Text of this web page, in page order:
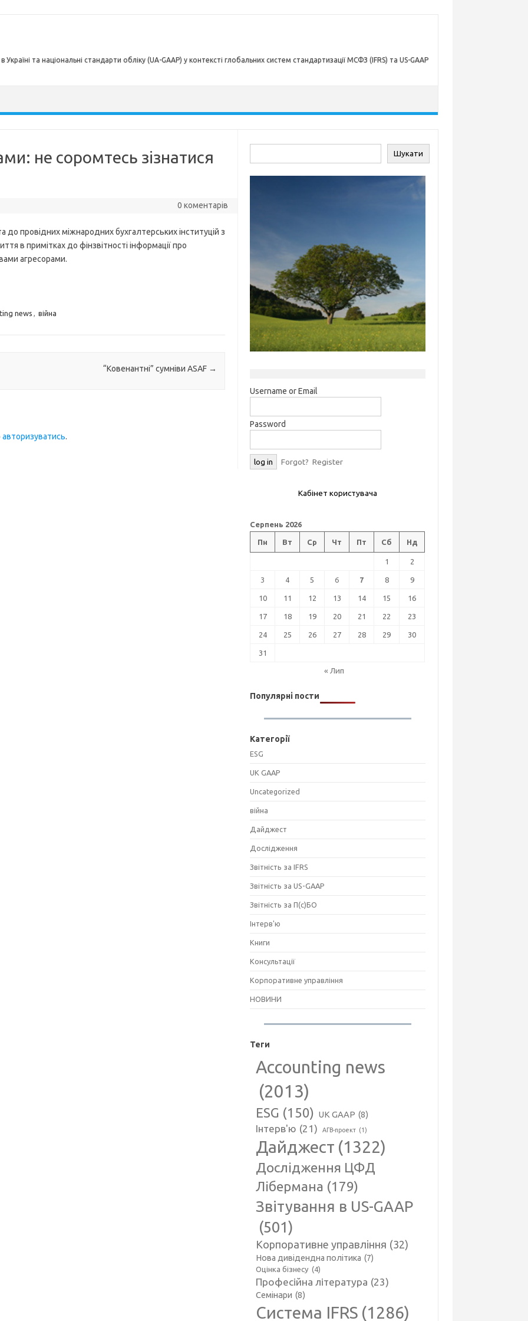
та національні стандарти обліку (UA-GAAP) у контексті глобальних систем стандартизації МСФЗ (IFRS) та US-GAAP
не соромтесь зізнатися
0 коментарів
провідних міжнародних бухгалтерських інституцій з
в примітках до фінзвітності інформації про
агресорами.
news , війна
“Ковенантні” сумніви ASAF →
авторизуватись.
Шукати
Username or Email
Password
Forgot? Register
Кабінет користувача
Серпень 2026
Пн Вт Ср Чт Пт Сб Нд
1 2
3 4 5 6 7 8 9
10 11 12 13 14 15 16
17 18 19 20 21 22 23
24 25 26 27 28 29 30
31
« Лип
Популярні пости
Категорії
ESG
UK GAAP
Uncategorized
війна
Дайджест
Дослідження
Звітність за IFRS
Звітність за US-GAAP
Звітність за П(с)БО
Інтерв'ю
Книги
Консультації
Корпоративне управління
НОВИНИ
Теги
Accounting news
(2013)
ESG (150) UK GAAP (8)
Інтерв'ю (21) АГВ-проект (1)
Дайджест (1322)
Дослідження ЦФД
Лібермана (179)
Звітування в US-GAAP
(501)
Корпоративне управління (32)
Нова дивідендна політика (7)
Оцінка бізнесу (4)
Професійна література (23)
Семінари (8)
Система IFRS (1286)